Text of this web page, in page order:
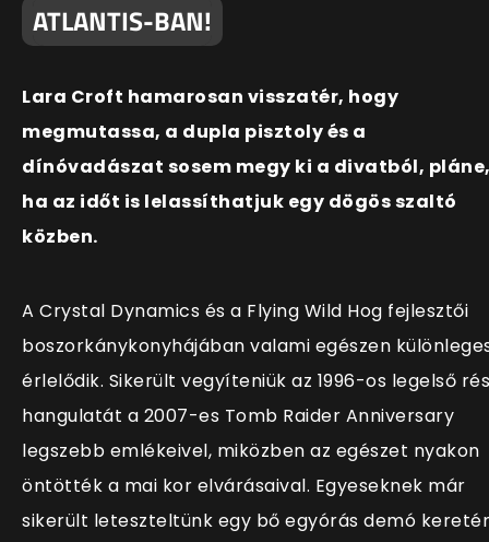
ATLANTIS-BAN!
Lara Croft hamarosan visszatér, hogy
megmutassa, a dupla pisztoly és a
dínóvadászat sosem megy ki a divatból,
ha az időt is lelassíthatjuk egy dögös szaltó
közben.
A Crystal Dynamics és a Flying Wild Hog fejlesztői
boszorkánykonyhájában valami egészen
érlelődik. Sikerült vegyíteniük az 1996-os legelső
hangulatát a 2007-es Tomb Raider Anniversary
legszebb emlékeivel, miközben az egészet nyakon
öntötték a mai kor elvárásaival. Egyeseknek már
sikerült leteszteltünk egy bő egyórás demó